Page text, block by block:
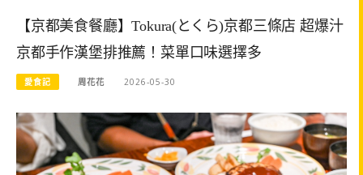
【京都美食餐廳】Tokura(とくら)京都三條店 超爆汁
京都手作漢堡排推薦！菜單口味選擇多
愛食記 周花花 2026-05-30